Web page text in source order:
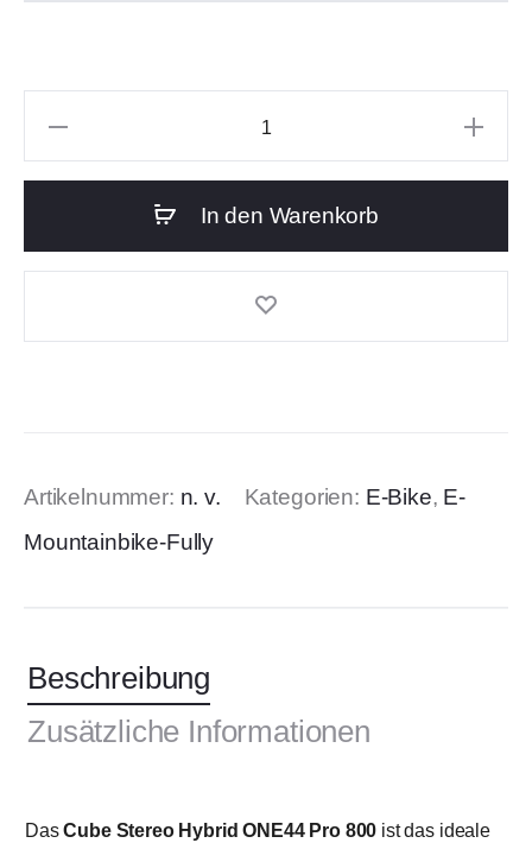
In den Warenkorb
Artikelnummer: n. v. Kategorien: E-Bike, E-
Mountainbike-Fully
Beschreibung
Zusätzliche Informationen
DasCube Stereo Hybrid ONE44 Pro 800 ist das ideale